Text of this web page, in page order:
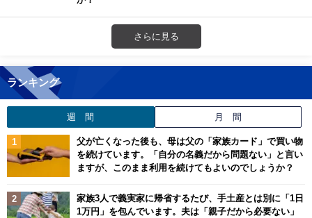
さらに見る
ランキング
週 間 月 間
父が亡くなった後も、母は父の「家族カード」で買い物
を続けています。「自分の名義だから問題ない」と言い
ますが、このまま利用を続けてもよいのでしょうか？
家族3人で義実家に帰省するたび、手土産とは別に「1日
1万円」を包んでいます。夫は「親子だから必要ない」